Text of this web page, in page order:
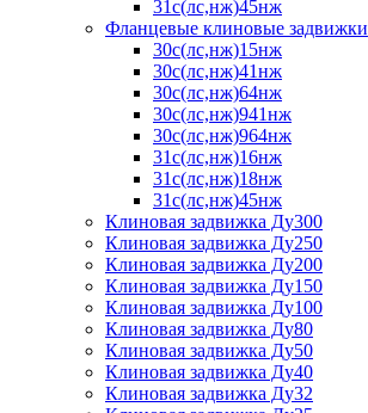
31с(лс,нж)45нж
Фланцевые клиновые задвижки
30с(лс,нж)15нж
30с(лс,нж)41нж
30с(лс,нж)64нж
30с(лс,нж)941нж
30с(лс,нж)964нж
31с(лс,нж)16нж
31с(лс,нж)18нж
31с(лс,нж)45нж
Клиновая задвижка Ду300
Клиновая задвижка Ду250
Клиновая задвижка Ду200
Клиновая задвижка Ду150
Клиновая задвижка Ду100
Клиновая задвижка Ду80
Клиновая задвижка Ду50
Клиновая задвижка Ду40
Клиновая задвижка Ду32